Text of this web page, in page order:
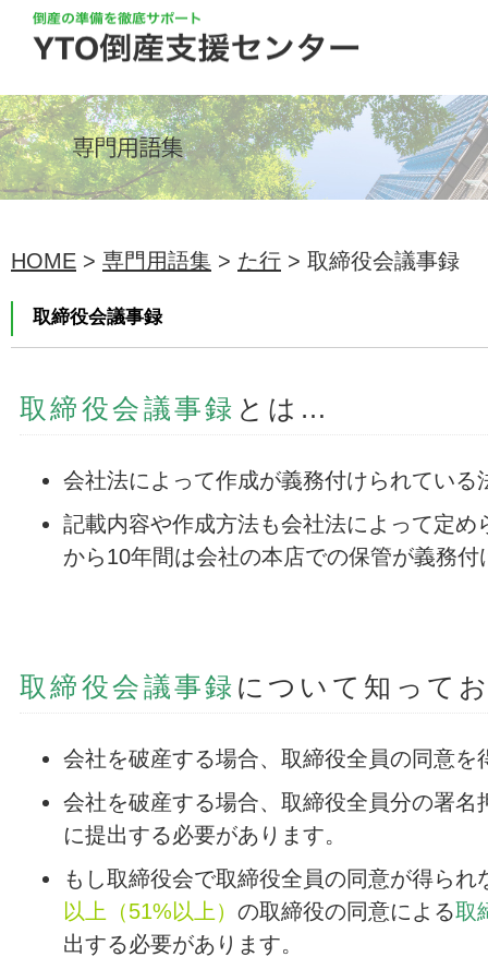
HOME > 専門用語集 > た行 > 取締役会議事録
取締役会議事録
取締役会議事録 とは…
会社法によって作成が義務付けられている
記載内容や作成方法も会社法によって定め
から10年間は会社の本店での保管が義務付
取締役会議事録 について知って
会社を破産する場合、 取締役全員の同意を
会社を破産する場合、取締役全員分の署名
に提出する必要があります。
もし取締役会で取締役全員の同意が得られ
以上（51%以上） の取締役の同意による取
出する必要があります。